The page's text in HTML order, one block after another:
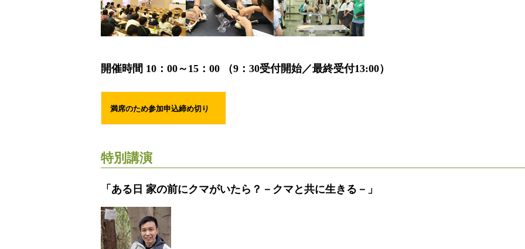
開催時間 10：00～15：00 （9：30受付開始／最終受付13:00）
満席のため参加申込締め切り
特別講演
「ある日 家の前にクマがいたら？－クマと共に生きる－」